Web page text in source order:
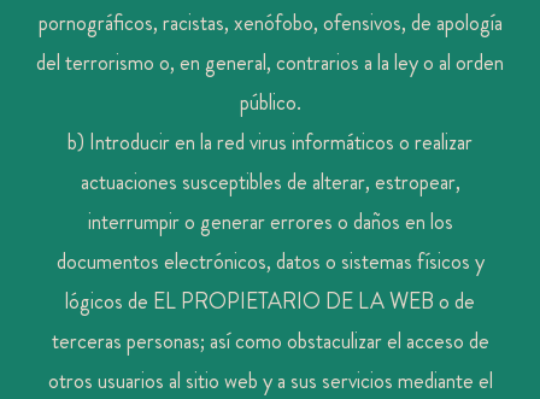
pornográficos, racistas, xenófobo, ofensivos, de apología
del terrorismo o, en general, contrarios a la ley o al orden
público.
b) Introducir en la red virus informáticos o realizar
actuaciones susceptibles de alterar, estropear,
interrumpir o generar errores o daños en los
documentos electrónicos, datos o sistemas físicos y
lógicos de EL PROPIETARIO DE LA WEB o de
terceras personas; así como obstaculizar el acceso de
otros usuarios al sitio web y a sus servicios mediante el